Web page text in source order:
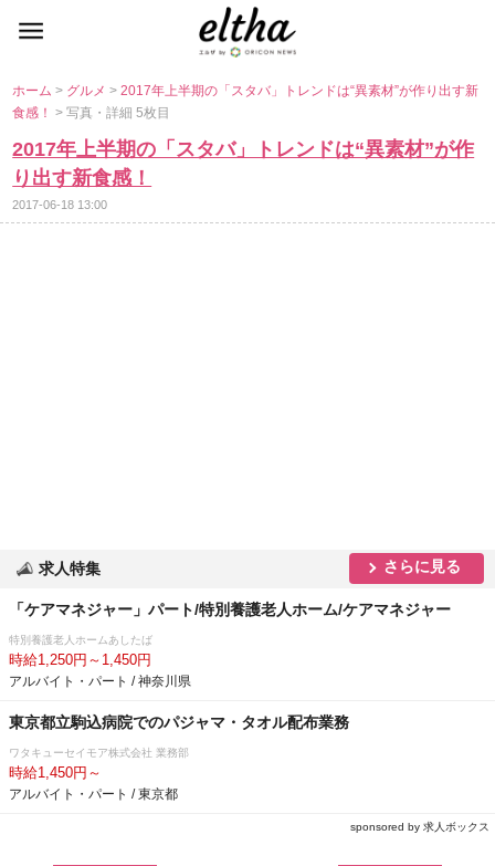
ホーム> グルメ>2017年上半期の「スタバ」トレンドは“異素材”が作り出す新
食感！> 写真・詳細 5枚目
2017年上半期の「スタバ」トレンドは“異素材”が作
り出す新食感！
2017-06-18 13:00
求人特集 さらに見る
「ケアマネジャー」パート/特別養護老人ホーム/ケアマネジャー
特別養護老人ホームあしたば
時給1,250円～1,450円
アルバイト・パート / 神奈川県
東京都立駒込病院でのパジャマ・タオル配布業務
ワタキューセイモア株式会社 業務部
時給1,450円～
アルバイト・パート / 東京都
sponsored by 求人ボックス